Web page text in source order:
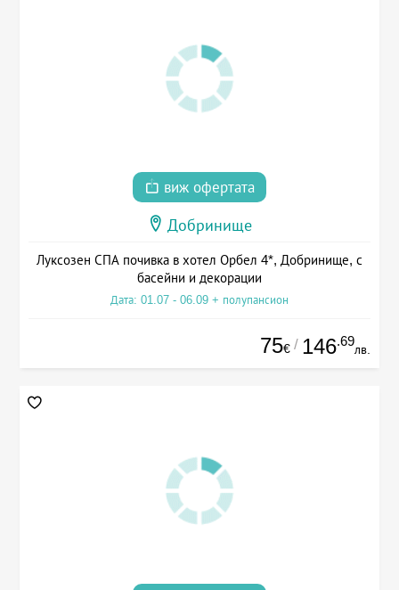
виж офертата
Добринище
Луксозен СПА почивка в хотел Орбел 4*, Добринище, с
басейни и декорации
Дата: 01.07 - 06.09 + полупансион
75€ / 146.69
лв.